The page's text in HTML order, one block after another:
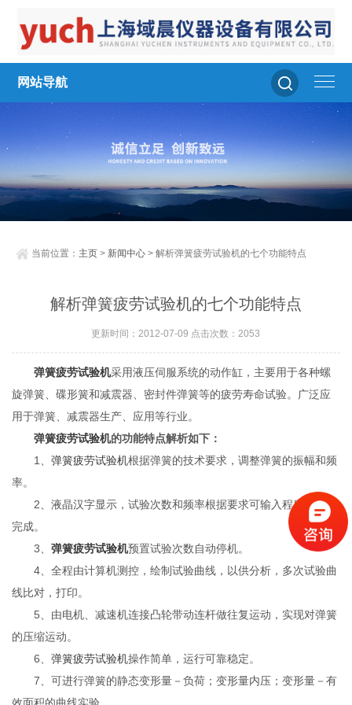
网站导航
当前位置： 主页 > 新闻中心 > 解析弹簧疲劳试验机的七个功能特点
解析弹簧疲劳试验机的七个功能特点
更新时间：2012-07-09 点击次数：2053
弹簧疲劳试验机采用液压伺服系统的动作缸，主要用于各种螺
旋弹簧、碟形簧和减震器、密封件弹簧等的疲劳寿命试验。广泛应
用于弹簧、减震器生产、应用等行业。
弹簧疲劳试验机的功能特点解析如下：
1、弹簧疲劳试验机根据弹簧的技术要求，调整弹簧的振幅和频
率。
2、液晶汉字显示，试验次数和频率根据要求可输入程序，自动
完成。
3、弹簧疲劳试验机预置试验次数自动停机。
4、全程由计算机测控，绘制试验曲线，以供分析，多次试验曲
线比对，打印。
5、由电机、减速机连接凸轮带动连杆做往复运动，实现对弹簧
的压缩运动。
6、弹簧疲劳试验机操作简单，运行可靠稳定。
7、可进行弹簧的静态变形量－负荷；变形量内压；变形量－有